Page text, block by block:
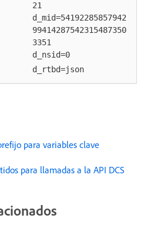
21
d_mid=54192285857942
99414287542315487350
3351
d_nsid=0
d_rtbd=json
para variables clave
para llamadas a la API DCS